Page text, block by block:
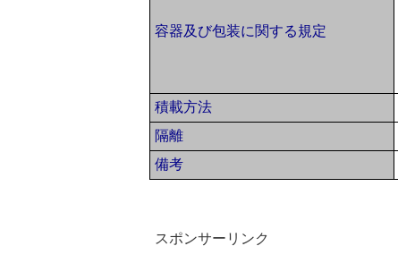
容器及び包装に関する規定
積載方法
隔離
備考
スポンサーリンク